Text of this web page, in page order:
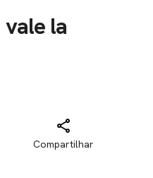
la
Compartilhar